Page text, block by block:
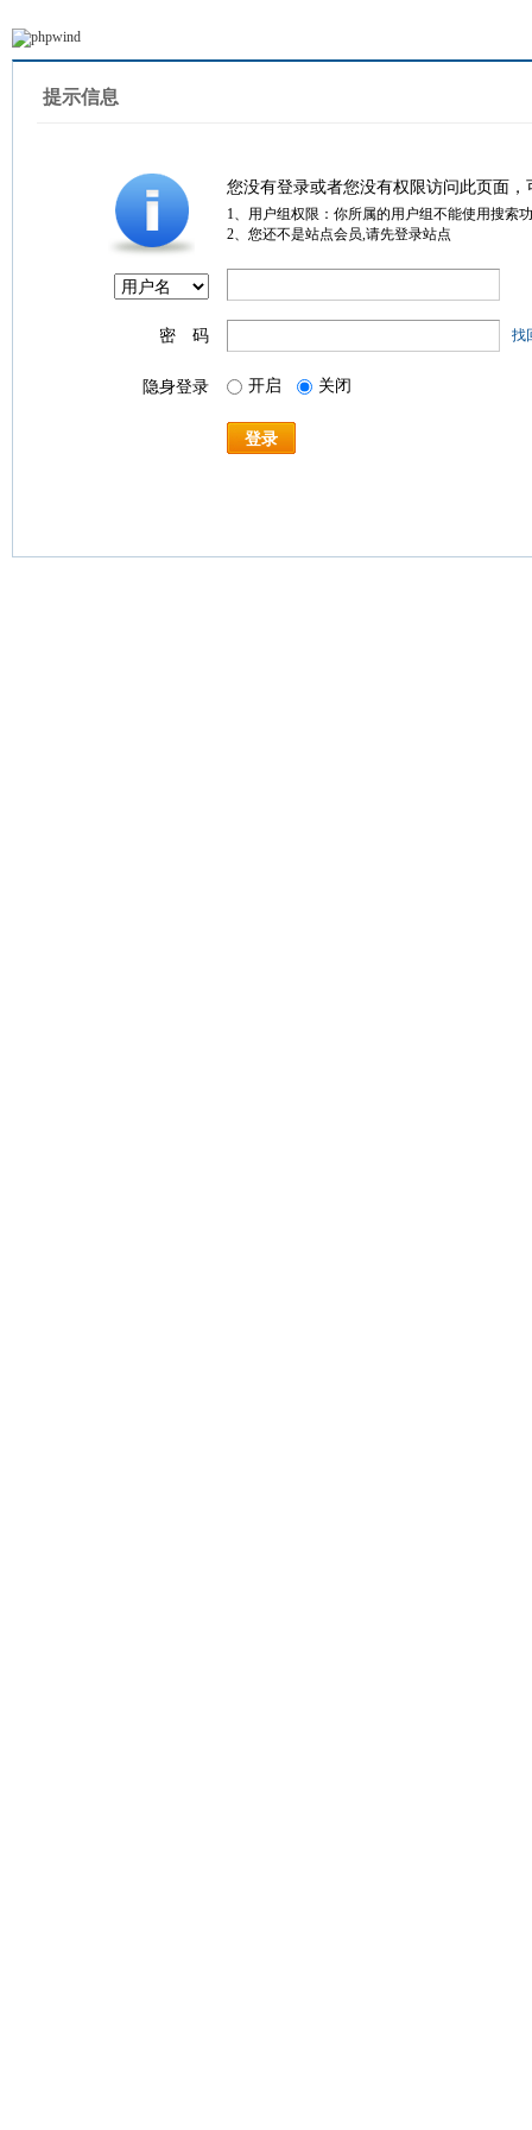
提示信息
您没有登录或者您没有权限访问此页面
1、用户组权限：你所属的用户组不能使用搜索
2、您还不是站点会员,请先登录站点
密 码 找
隐身登录 开启 关闭
登录